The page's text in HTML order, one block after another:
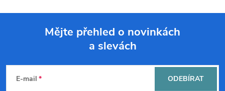
Mějte přehled o novinkách
a slevách
E-mail ODEBÍRAT